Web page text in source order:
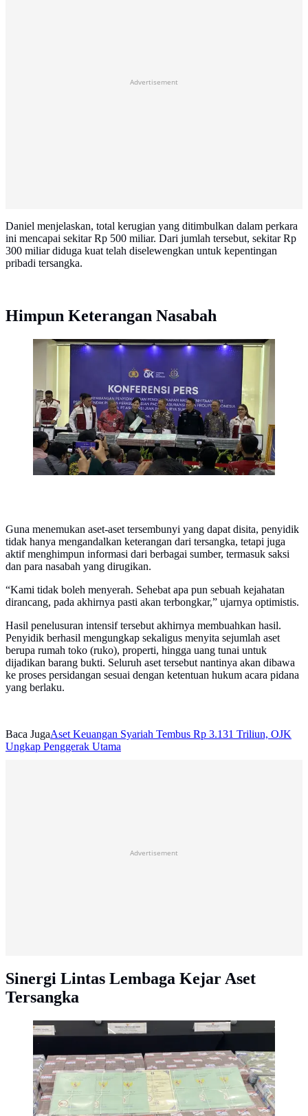
Advertisement
Daniel menjelaskan, total kerugian yang ditimbulkan dalam perkara
ini mencapai sekitar Rp 500 miliar. Dari jumlah tersebut, sekitar Rp
300 miliar diduga kuat telah diselewengkan untuk kepentingan
pribadi tersangka.
Himpun Keterangan Nasabah
Konferensi Pers OJK terkait pengungkapan hasil
penyitaan aset perkara tindak pidana PT Asuransi Jiwa
Prolife Indonesia. (Liputan6.com/Christian)
Guna menemukan aset-aset tersembunyi yang dapat disita, penyidik
tidak hanya mengandalkan keterangan dari tersangka, tetapi juga
aktif menghimpun informasi dari berbagai sumber, termasuk saksi
dan para nasabah yang dirugikan.
“Kami tidak boleh menyerah. Sehebat apa pun sebuah kejahatan
dirancang, pada akhirnya pasti akan terbongkar,” ujarnya optimistis.
Hasil penelusuran intensif tersebut akhirnya membuahkan hasil.
Penyidik berhasil mengungkap sekaligus menyita sejumlah aset
berupa rumah toko (ruko), properti, hingga uang tunai untuk
dijadikan barang bukti. Seluruh aset tersebut nantinya akan dibawa
ke proses persidangan sesuai dengan ketentuan hukum acara pidana
yang berlaku.
Baca JugaAset Keuangan Syariah Tembus Rp 3.131 Triliun, OJK
Ungkap Penggerak Utama
Advertisement
Sinergi Lintas Lembaga Kejar Aset
Tersangka